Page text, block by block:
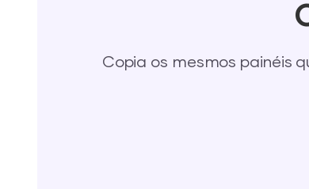
Copia os mesmos painéis